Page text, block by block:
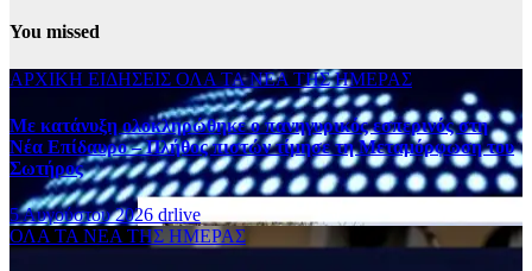
You missed
ΑΡΧΙΚΗ ΕΙΔΗΣΕΙΣ ΟΛΑ ΤΑ ΝΕΑ ΤΗΣ ΗΜΕΡΑΣ
Με κατάνυξη ολοκληρώθηκε ο πανηγυρικός εσπερινός στη
Νέα Επίδαυρο – Πλήθος πιστών τίμησε τη Μεταμόρφωση του
Σωτήρος
5 Αυγούστου 2026 drlive
ΟΛΑ ΤΑ ΝΕΑ ΤΗΣ ΗΜΕΡΑΣ